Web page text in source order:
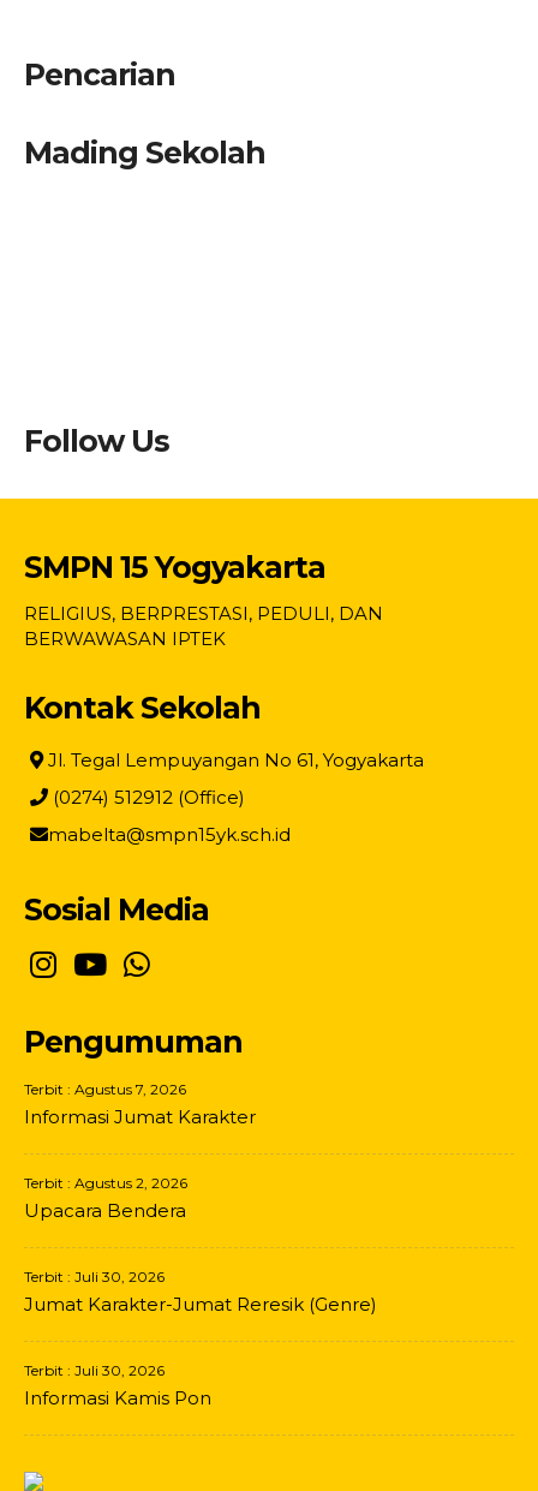
Pencarian
Mading Sekolah
Follow Us
SMPN 15 Yogyakarta
RELIGIUS, BERPRESTASI, PEDULI, DAN
BERWAWASAN IPTEK
Kontak Sekolah
Jl. Tegal Lempuyangan No 61, Yogyakarta
(0274) 512912 (Office)
mabelta@smpn15yk.sch.id
Sosial Media
Pengumuman
Terbit : Agustus 7, 2026
Informasi Jumat Karakter
Terbit : Agustus 2, 2026
Upacara Bendera
Terbit : Juli 30, 2026
Jumat Karakter-Jumat Reresik (Genre)
Terbit : Juli 30, 2026
Informasi Kamis Pon